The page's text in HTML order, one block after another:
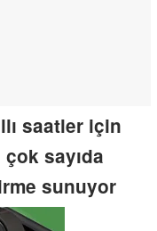
saatler için
sayıda
sunuyor